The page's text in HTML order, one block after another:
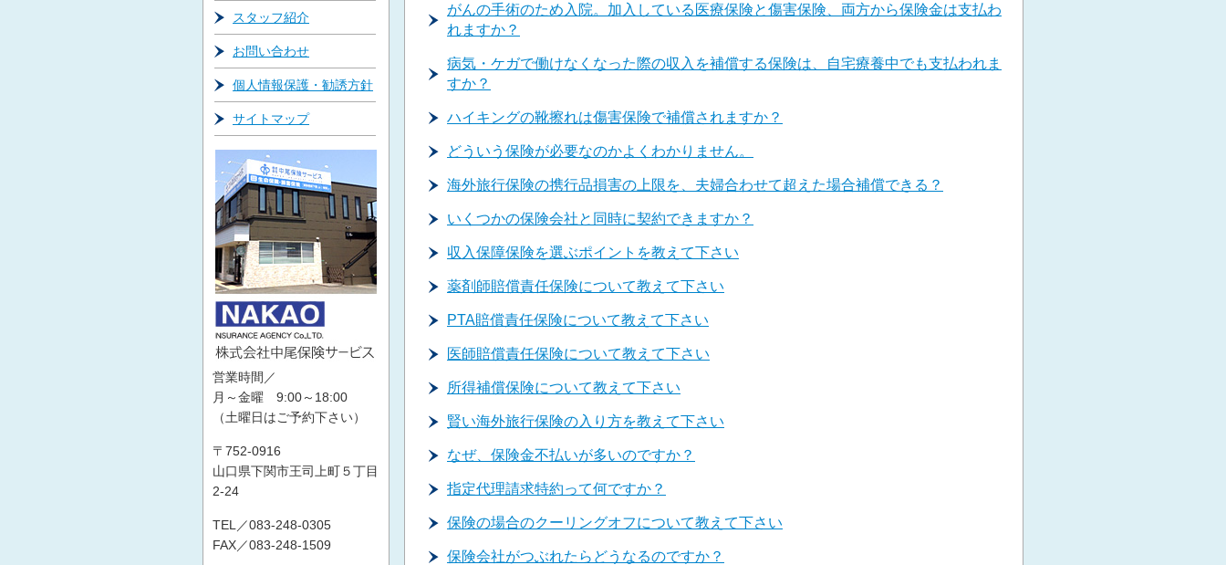
がんの手術のため入院。加入している医療保険と傷害保険、両方から保険金は支払わ
れますか？
病気・ケガで働けなくなった際の収入を補償する保険は、自宅療養中でも支払われま
すか？
ハイキングの靴擦れは傷害保険で補償されますか？
どういう保険が必要なのかよくわかりません。
海外旅行保険の携行品損害の上限を、夫婦合わせて超えた場合補償できる？
いくつかの保険会社と同時に契約できますか？
収入保障保険を選ぶポイントを教えて下さい
薬剤師賠償責任保険について教えて下さい
PTA賠償責任保険について教えて下さい
医師賠償責任保険について教えて下さい
所得補償保険について教えて下さい
賢い海外旅行保険の入り方を教えて下さい
なぜ、保険金不払いが多いのですか？
指定代理請求特約って何ですか？
保険の場合のクーリングオフについて教えて下さい
保険会社がつぶれたらどうなるのですか？
スタッフ紹介
お問い合わせ
個人情報保護・勧誘方針
サイトマップ
営業時間／
月～金曜 9:00～18:00
（土曜日はご予約下さい）
〒752-0916
山口県下関市王司上町５丁目
2-24
TEL／083-248-0305
FAX／083-248-1509